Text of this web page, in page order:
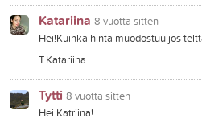
Katariina 8 vuotta sitten
Hei!Kuinka hinta muodostuu jos
T.Katariina
Tytti 8 vuotta sitten
Hei Katriina!